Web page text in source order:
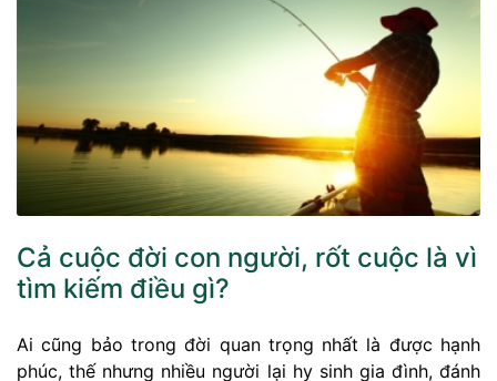
Cả cuộc đời con người, rốt cuộc là vì
tìm kiếm điều gì?
Ai cũng bảo trong đời quan trọng nhất là được hạnh
phúc, thế nhưng nhiều người lại hy sinh gia đình, đánh